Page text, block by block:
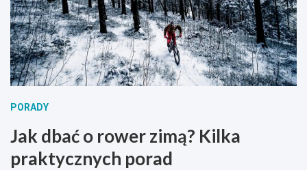
PORADY
Jak dbać o rower zimą? Kilka
praktycznych porad